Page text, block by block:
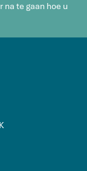
na te gaan hoe u